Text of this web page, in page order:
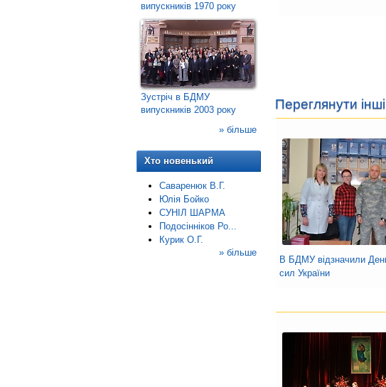
випускників 1970 року
Зустріч в БДМУ
випускників 2003 року
» більше
Хто новенький
Саваренюк В.Г.
Юлія Бойко
СУНІЛ ШАРМА
Подосінніков Ро...
Курик О.Г.
» більше
Переглянути інші
В БДМУ відзначили
сил України